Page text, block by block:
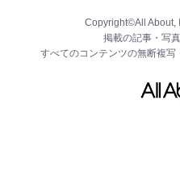
Copyright©All About,
掲載の記事・写
すべてのコンテンツの無断複写